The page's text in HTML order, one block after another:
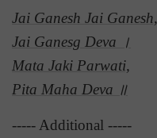
Jai Ganesh Jai Ganesh,
Jai Ganesg Deva ।
Mata Jaki Parwati,
Pita Maha Deva ॥
----- Additional -----